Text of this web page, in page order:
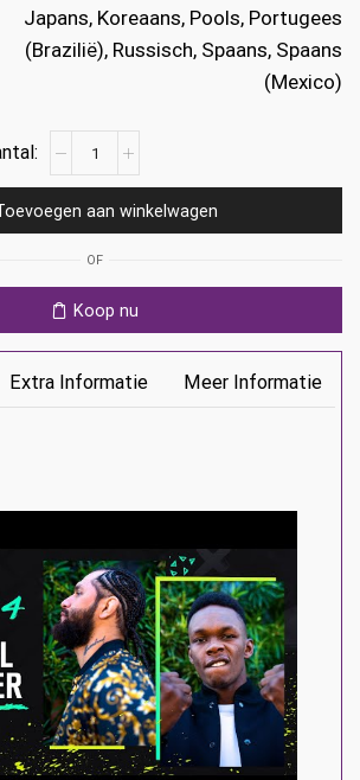
Japans, Koreaans, Pools, Portugees
(Brazilië), Russisch, Spaans, Spaans
(Mexico)
Ps4
aantalaan winkelwagen
OF
Koop nu
Extra Informatie Meer Informatie